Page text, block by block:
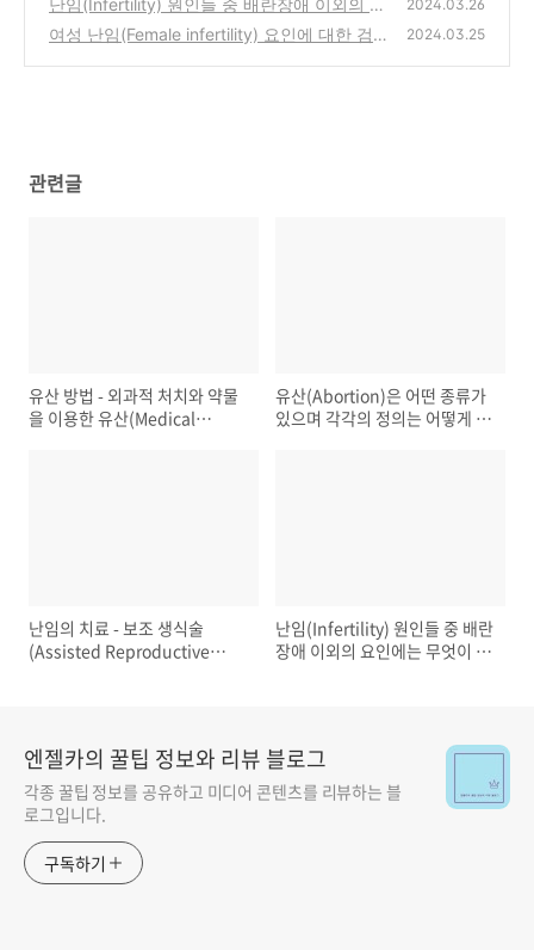
인에는 무엇이 있을까?
(0)
2024.03.26
여성 난임(Female infertility) 요인에 대한 검사
2024.03.25
관련글
유산 방법 - 외과적 처치와 약물
을 이용한 유산(Medical
유산(Abortion)은 어떤 종류가
있으며 각각의 정의는 어떻게 될
난임의 치료 - 보조 생식술
(Assisted Reproductive
난임(Infertility) 원인들 중 배란
장애 이외의 요인에는 무엇이 있
엔젤카의 꿀팁 정보와 리뷰 블로그
각종 꿀팁 정보를 공유하고 미디어 콘텐츠를 리뷰하는 블
로그입니다.
구독하기